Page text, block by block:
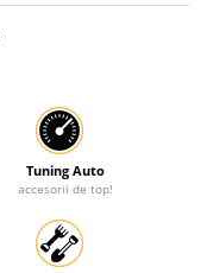
Tuning Auto
accesorii de top!